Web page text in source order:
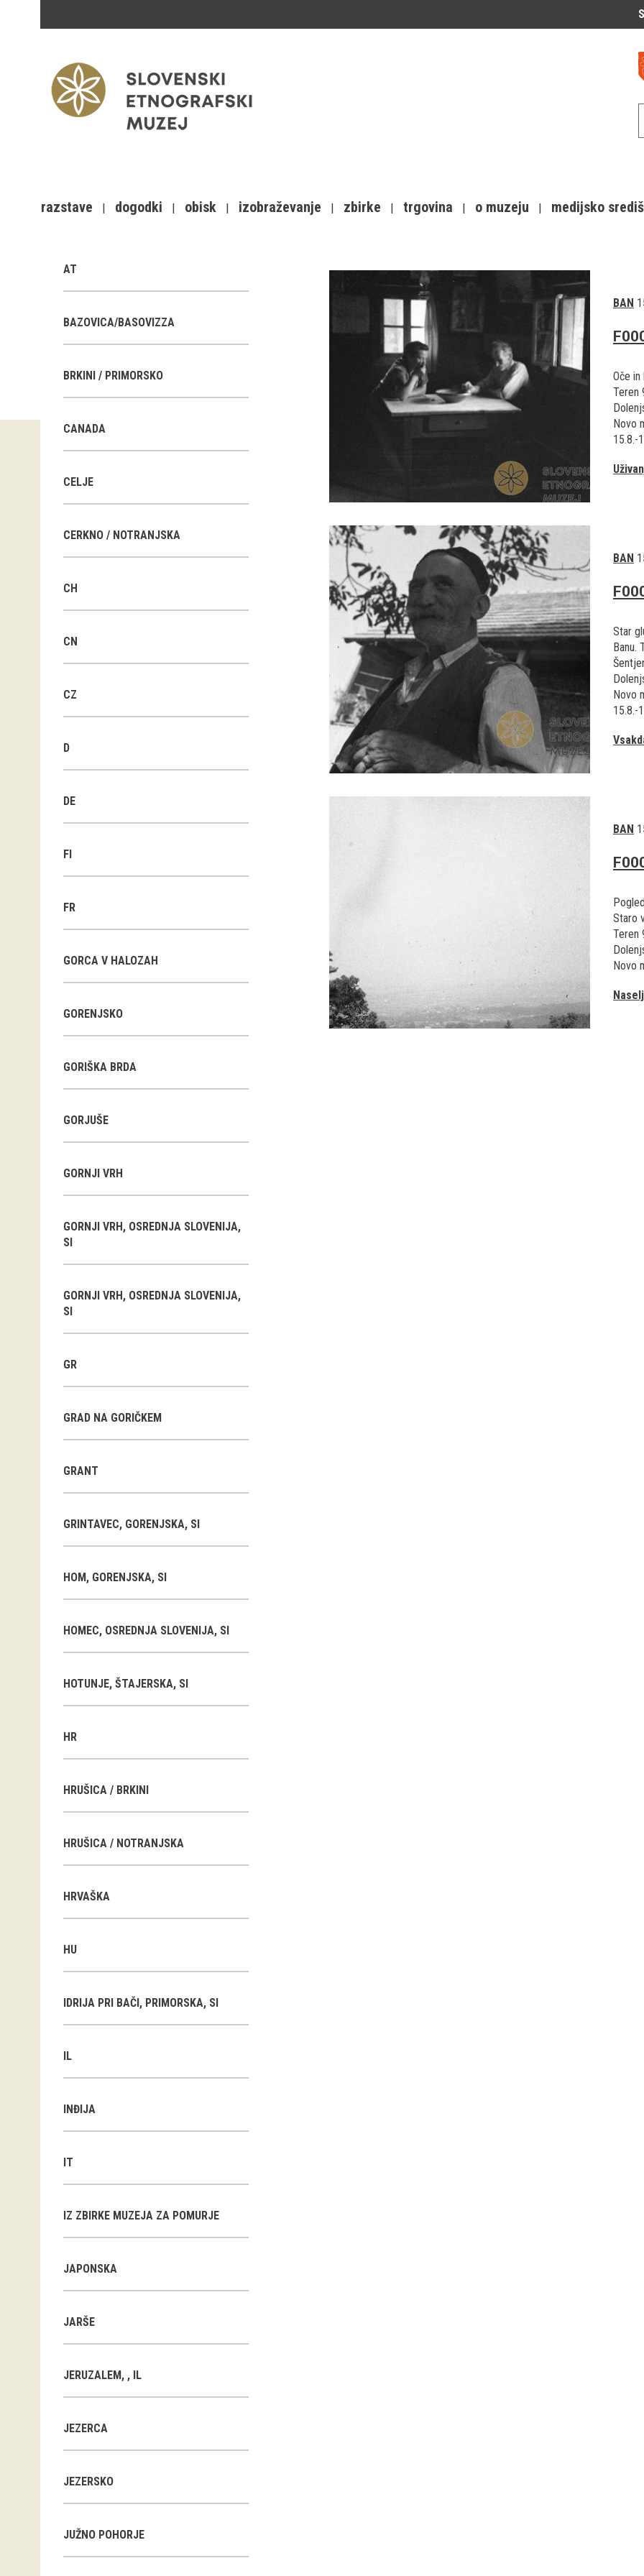
razstave dogodki obisk izobraževanje zbirke trgovina o muzeju medijsko
AT
BAZOVICA/BASOVIZZA
BRKINI / PRIMORSKO
CANADA
CELJE
CERKNO / NOTRANJSKA
CH
CN
CZ
D
DE
FI
FR
GORCA V HALOZAH
GORENJSKO
GORIŠKA BRDA
GORJUŠE
GORNJI VRH
GORNJI VRH, OSREDNJA SLOVENIJA,
SI
GORNJI VRH, OSREDNJA SLOVENIJA,
SI
GR
GRAD NA GORIČKEM
GRANT
GRINTAVEC, GORENJSKA, SI
HOM, GORENJSKA, SI
HOMEC, OSREDNJA SLOVENIJA, SI
HOTUNJE, ŠTAJERSKA, SI
HR
HRUŠICA / BRKINI
HRUŠICA / NOTRANJSKA
HRVAŠKA
HU
IDRIJA PRI BAČI, PRIMORSKA, SI
IL
INĐIJA
IT
IZ ZBIRKE MUZEJA ZA POMURJE
JAPONSKA
JARŠE
JERUZALEM, , IL
JEZERCA
JEZERSKO
JUŽNO POHORJE
BAN
Oče in
Teren
Novo
15.8.-
BAN
Star
Banu.
Novo
15.8.-
BAN
Staro
Teren
Novo